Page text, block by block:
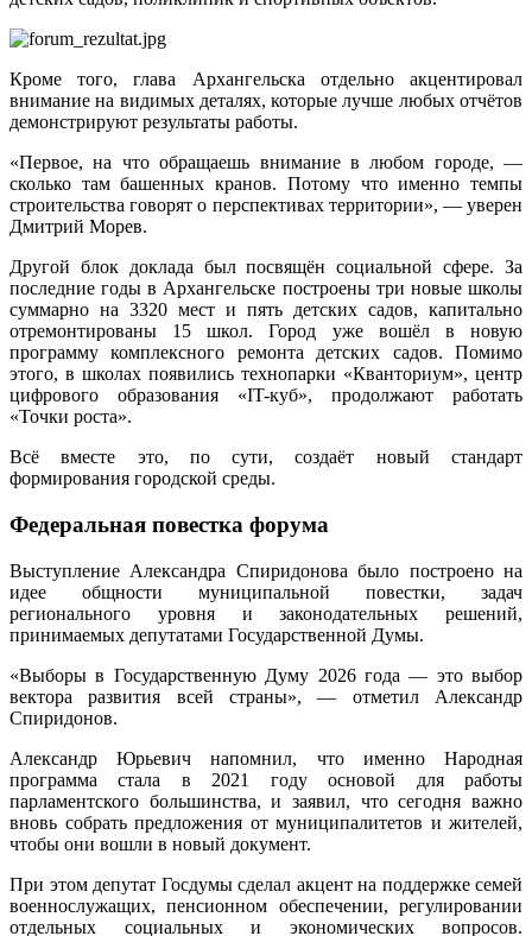
Кроме того, глава Архангельска отдельно акцентировал
внимание на видимых деталях, которые лучше любых отчётов
демонстрируют результаты работы.
«Первое, на что обращаешь внимание в любом городе, —
сколько там башенных кранов. Потому что именно темпы
строительства говорят о перспективах территории», — уверен
Дмитрий Морев.
Другой блок доклада был посвящён социальной сфере. За
последние годы в Архангельске построены три новые школы
суммарно на 3320 мест и пять детских садов, капитально
отремонтированы 15 школ. Город уже вошёл в новую
программу комплексного ремонта детских садов. Помимо
этого, в школах появились технопарки «Кванториум», центр
цифрового образования «IT-куб», продолжают работать
«Точки роста».
Всё вместе это, по сути, создаёт новый стандарт
формирования городской среды.
Федеральная повестка форума
Выступление Александра Спиридонова было построено на
идее общности муниципальной повестки, задач
регионального уровня и законодательных решений,
принимаемых депутатами Государственной Думы.
«Выборы в Государственную Думу 2026 года — это выбор
вектора развития всей страны», — отметил Александр
Спиридонов.
Александр Юрьевич напомнил, что именно Народная
программа стала в 2021 году основой для работы
парламентского большинства, и заявил, что сегодня важно
вновь собрать предложения от муниципалитетов и жителей,
чтобы они вошли в новый документ.
При этом депутат Госдумы сделал акцент на поддержке семей
военнослужащих, пенсионном обеспечении, регулировании
отдельных социальных и экономических вопросов.